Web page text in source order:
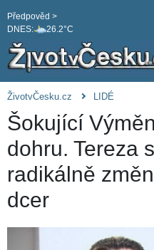
DNES: 26.2°C
Předpověd >
ŽivotvČesku.cz LIDÉ
Šokující
dohru. Tereza
radikálně
dcer